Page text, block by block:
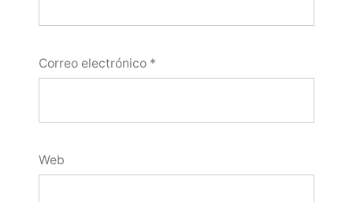
Correo electrónico *
Web